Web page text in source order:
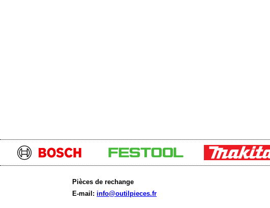
Pièces de rechange
E-mail:info@outilpieces.fr